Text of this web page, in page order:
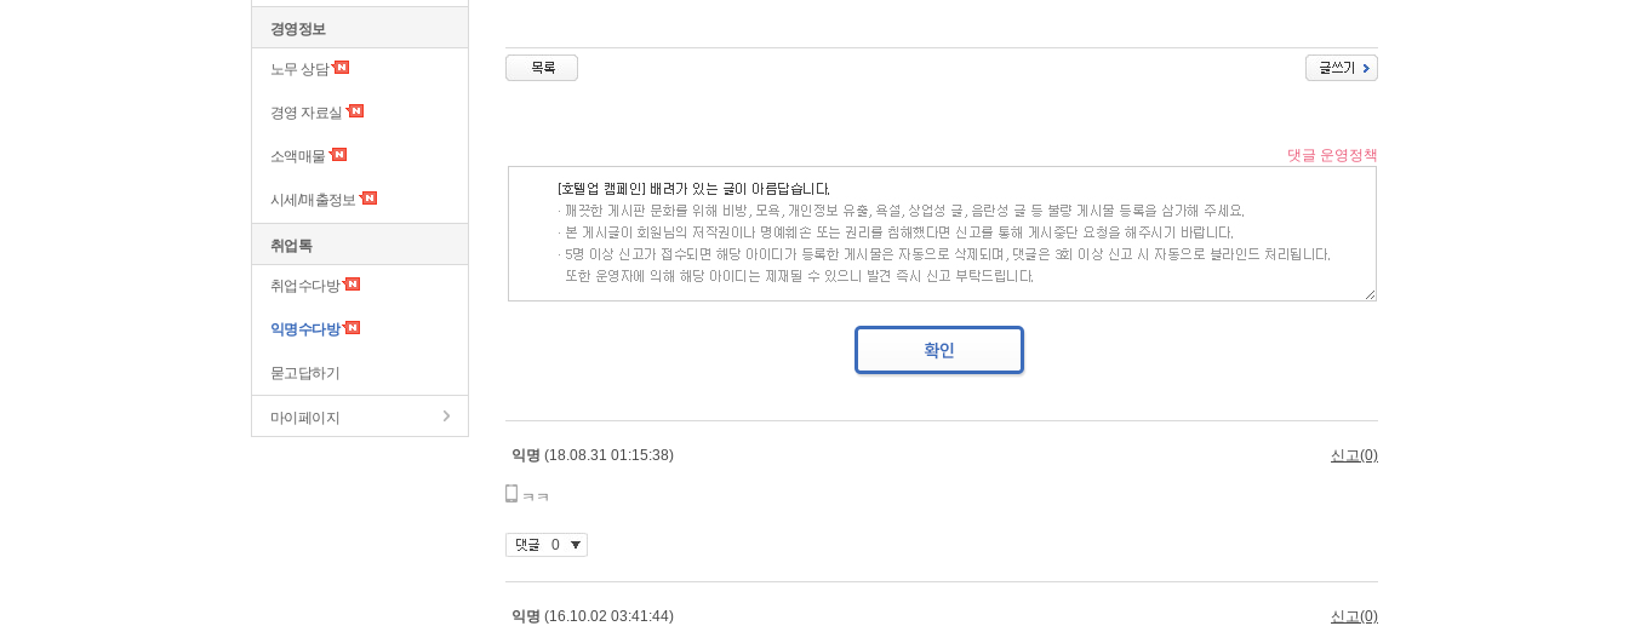
경영정보
노무 상담
경영 자료실
소액매물
시세/매출정보
취업톡
취업수다방
익명수다방
묻고답하기
마이페이지